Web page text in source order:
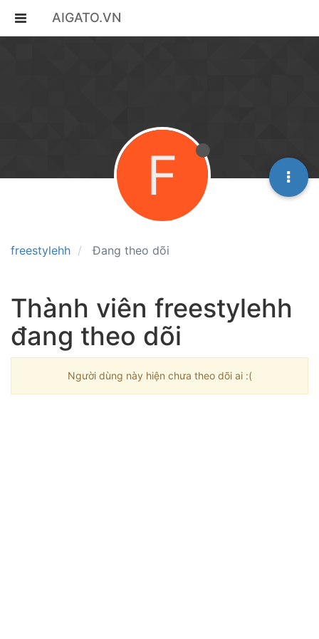
AIGATO.VN
freestylehh Đang theo dõi
F
Thành viên freestylehh
đang theo dõi
Người dùng này hiện chưa theo dõi ai :(